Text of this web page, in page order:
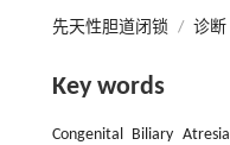
先天性胆道闭锁 / 诊断
Key words
Congenital Biliary Atresia